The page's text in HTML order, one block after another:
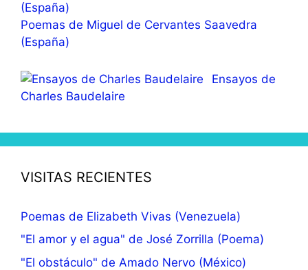
Poemas de Miguel de Cervantes Saavedra
(España)
Ensayos de
Charles Baudelaire
VISITAS RECIENTES
Poemas de Elizabeth Vivas (Venezuela)
"El amor y el agua" de José Zorrilla (Poema)
"El obstáculo" de Amado Nervo (México)